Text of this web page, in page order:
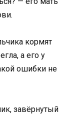
кормят
а его у
ошибки не
завёрнутый